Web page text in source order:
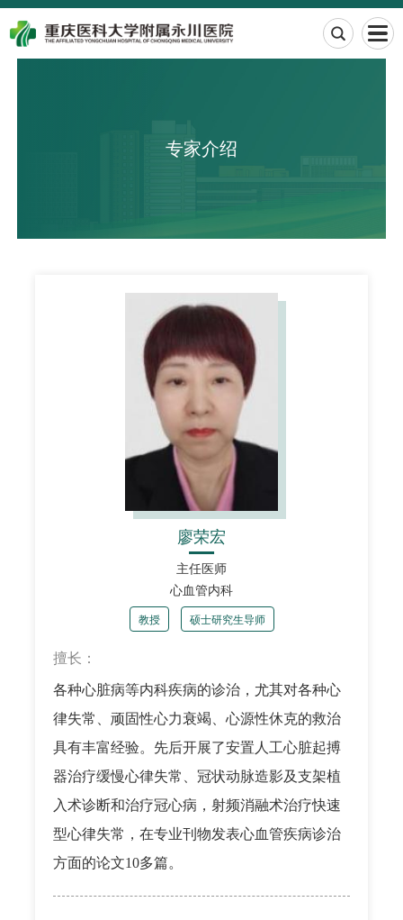

专家介绍
廖荣宏
主任医师
心血管内科
教授 硕士研究生导师
擅长：
各种心脏病等内科疾病的诊治，尤其对各种心
律失常、顽固性心力衰竭、心源性休克的救治
具有丰富经验。先后开展了安置人工心脏起搏
器治疗缓慢心律失常、冠状动脉造影及支架植
入术诊断和治疗冠心病，射频消融术治疗快速
型心律失常，在专业刊物发表心血管疾病诊治
方面的论文10多篇。